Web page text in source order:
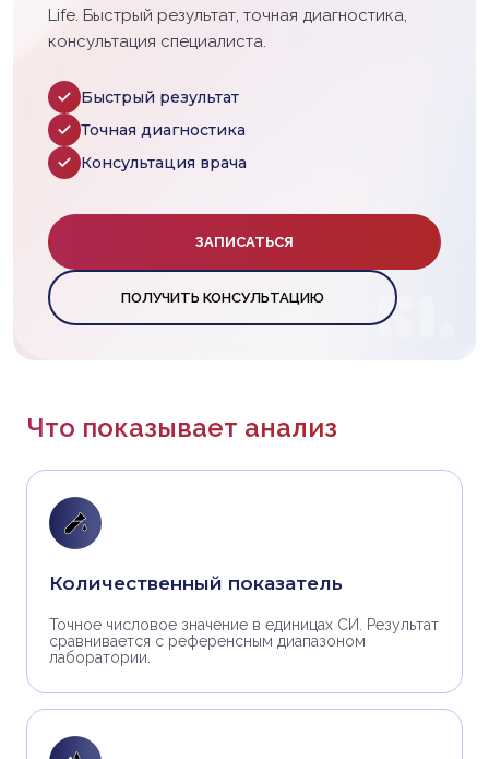
Life. Быстрый результат, точная диагностика,
консультация специалиста.
Быстрый результат
Точная диагностика
Консультация врача
ЗАПИСАТЬСЯ
ПОЛУЧИТЬ КОНСУЛЬТАЦИЮ
Что показывает анализ
Количественный показатель
Точное числовое значение в единицах СИ. Результат
сравнивается с референсным диапазоном
лаборатории.